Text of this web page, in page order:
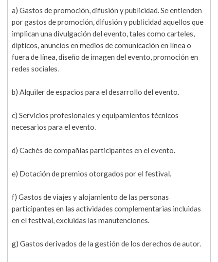
a) Gastos de promoción, difusión y publicidad. Se entienden
por gastos de promoción, difusión y publicidad aquellos que
implican una divulgación del evento, tales como carteles,
dípticos, anuncios en medios de comunicación en línea o
fuera de línea, diseño de imagen del evento, promoción en
redes sociales.
b) Alquiler de espacios para el desarrollo del evento.
c) Servicios profesionales y equipamientos técnicos
necesarios para el evento.
d) Cachés de compañías participantes en el evento.
e) Dotación de premios otorgados por el festival.
f) Gastos de viajes y alojamiento de las personas
participantes en las actividades complementarias incluidas
en el festival, excluidas las manutenciones.
g) Gastos derivados de la gestión de los derechos de autor.